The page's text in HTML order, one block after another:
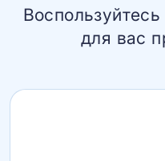
для вас